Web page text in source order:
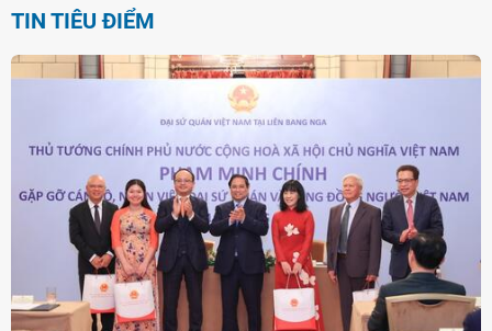
TIN TIÊU ĐIỂM